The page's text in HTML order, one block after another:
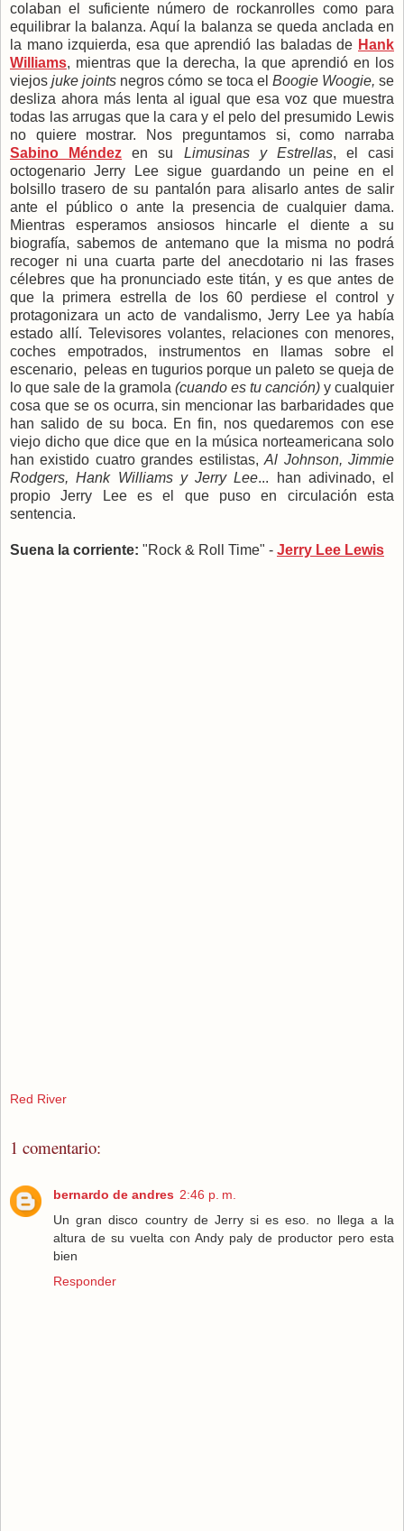
colaban el suficiente número de rockanrolles como para
equilibrar la balanza. Aquí la balanza se queda anclada en
la mano izquierda, esa que aprendió las baladas de Hank
Williams, mientras que la derecha, la que aprendió en los
viejosjuke joints negros cómo se toca el Boogie Woogie, se
desliza ahora más lenta al igual que esa voz que muestra
todas las arrugas que la cara y el pelo del presumido Lewis
no quiere mostrar. Nos preguntamos si, como narraba
Sabino Méndez en su Limusinas y Estrellas, el casi
octogenario Jerry Lee sigue guardando un peine en el
bolsillo trasero de su pantalón para alisarlo antes de salir
ante el público o ante la presencia de cualquier dama.
Mientras esperamos ansiosos hincarle el diente a su
biografía, sabemos de antemano que la misma no podrá
recoger ni una cuarta parte del anecdotario ni las frases
célebres que ha pronunciado este titán, y es que antes de
que la primera estrella de los 60 perdiese el control y
protagonizara un acto de vandalismo, Jerry Lee ya había
estado allí. Televisores volantes, relaciones con menores,
coches empotrados, instrumentos en llamas sobre el
escenario, peleas en tugurios porque un paleto se queja de
lo que sale de la gramola (cuando es tu canción) y cualquier
cosa que se os ocurra, sin mencionar las barbaridades que
han salido de su boca. En fin, nos quedaremos con ese
viejo dicho que dice que en la música norteamericana solo
han existido cuatro grandes estilistas,Al Johnson, Jimmie
Rodgers, Hank Williams y Jerry Lee... han adivinado, el
propio Jerry Lee es el que puso en circulación esta
sentencia.
Suena la corriente: "Rock & Roll Time" - Jerry Lee Lewis
Red River
1 comentario:
bernardo de andres 2:46 p. m.
Un gran disco country de Jerry si es eso. no llega a la
altura de su vuelta con Andy paly de productor pero esta
bien
Responder